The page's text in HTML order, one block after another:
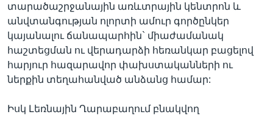
տարածաշրջանային առևտրային կենտրոն և
անվտանգության ոլորտի ամուր գործընկեր
կայանալու ճանապարհին` միաժամանակ
հաշտեցման ու վերադարձի հեռանկար բացելով
հարյուր հազարավոր փախստականների ու
ներքին տեղահանված անձանց համար:
Իսկ Լեռնային Ղարաբաղում բնակվող